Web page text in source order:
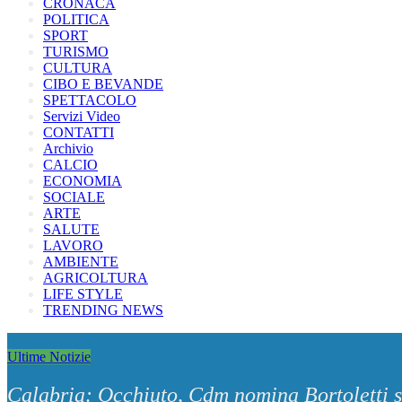
CRONACA
POLITICA
SPORT
TURISMO
CULTURA
CIBO E BEVANDE
SPETTACOLO
Servizi Video
CONTATTI
Archivio
CALCIO
ECONOMIA
SOCIALE
ARTE
SALUTE
LAVORO
AMBIENTE
AGRICOLTURA
LIFE STYLE
TRENDING NEWS
Ultime Notizie
Calabria: Occhiuto, Cdm nomina Bortoletti